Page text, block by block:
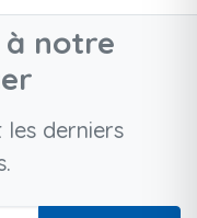
à notre
derniers